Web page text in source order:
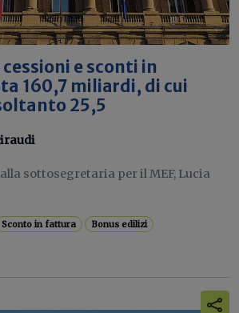
e sconti in
160,7 miliardi, di cui
25,5
sottosegretaria per il MEF, Lucia
Sconto in fattura
Bonus edilizi